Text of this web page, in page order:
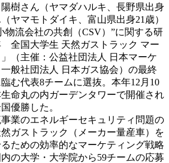
樹さん（ヤマダハルキ、長野県出身
ヤマモトダイキ、富山県出身21歳）
物流会社の共創（CSV）”に関する研
全国大学生 天然ガストラック マー
（主催：公益社団法人 日本マーケ
般社団法人 日本ガス協会）の最終
む代表8チームに選抜。本年12月10
命丸の内ガーデンタワーで開催され
優勝した。
業のエネルギーセキュリティ問題の
ガストラック（メーカー量産車）を
ための効率的なマーケティング戦略
の大学・大学院から59チームの応募